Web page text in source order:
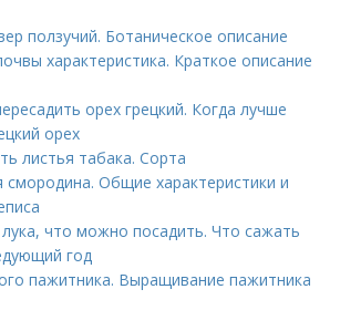
ползучий. Ботаническое описание
характеристика. Краткое описание
орех грецкий. Когда лучше
орех
листья табака. Сорта
смородина. Общие характеристики и
что можно посадить. Что сажать
год
пажитника. Выращивание пажитника